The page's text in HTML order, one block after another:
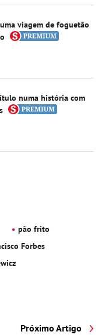
viagem de foguetão
numa história com
pão frito
Forbes
Próximo Artigo